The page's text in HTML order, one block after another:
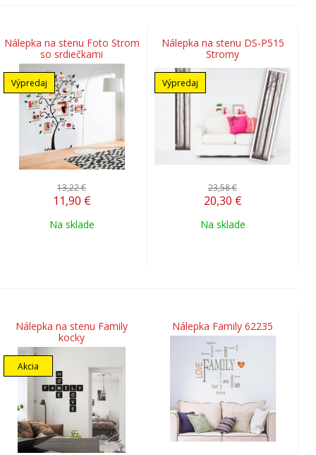
Nálepka na stenu Foto Strom
so srdiečkami
Výpredaj
13,22 €
11,90 €
Na sklade
Nálepka na stenu DS-P515
Stromy
Výpredaj
23,58 €
20,30 €
Na sklade
Nálepka na stenu Family
kocky
Akcia
Nálepka Family 62235